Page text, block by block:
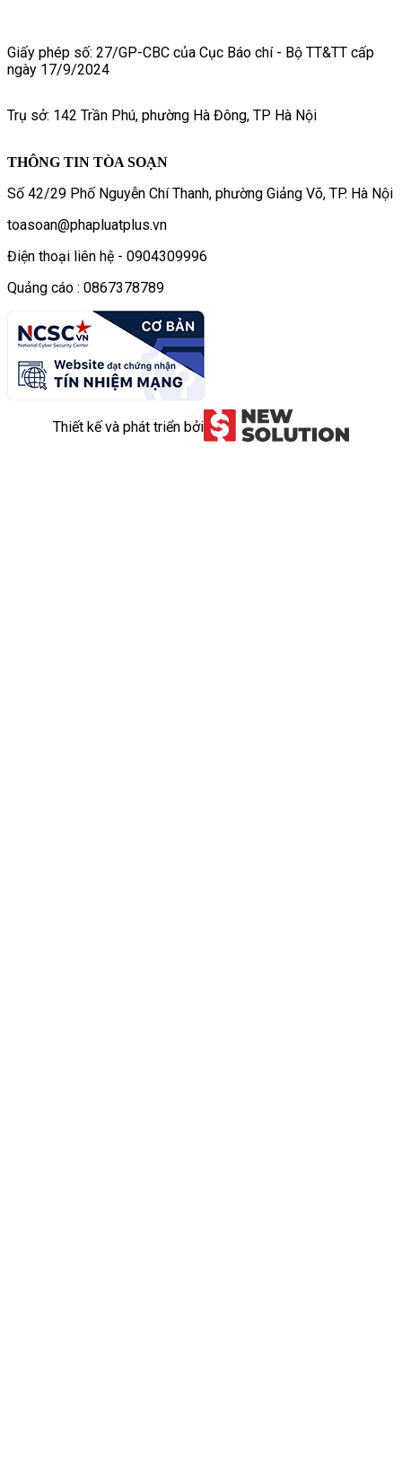
Giấy phép số: 27/GP-CBC của Cục Báo chí - Bộ TT&TT cấp
ngày 17/9/2024
Trụ sở: 142 Trần Phú, phường Hà Đông, TP Hà Nội
THÔNG TIN TÒA SOẠN
Số 42/29 Phố Nguyễn Chí Thanh, phường Giảng Võ, TP. Hà Nội
toasoan@phapluatplus.vn
Điện thoại liên hệ - 0904309996
Quảng cáo : 0867378789
Thiết kế và phát triển bởi